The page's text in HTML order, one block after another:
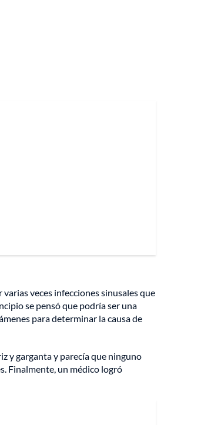
veces infecciones sinusales que
se pensó que podría ser una
para determinar la causa de
y garganta y parecía que ninguno
Finalmente, un médico logró